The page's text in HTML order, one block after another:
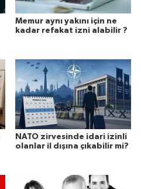
Memur aynı yakını için ne
kadar refakat izni alabilir ?
NATO zirvesinde idari izinli
olanlar il dışına çıkabilir mi?